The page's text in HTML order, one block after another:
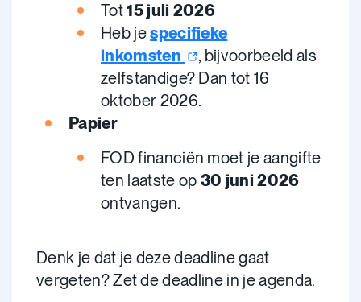
Tot15 juli 2026
Heb jespecifieke
inkomsten
, bijvoorbeeld als
zelfstandige? Dan tot 16
oktober 2026.
Papier
FOD financiën moet je aangifte
ten laatste op 30 juni 2026
ontvangen.
Denk je dat je deze deadline gaat
vergeten? Zet de deadline in je agenda.